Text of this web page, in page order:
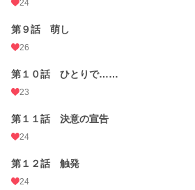
24
第９話 萌し
26
第１０話 ひとりで……
23
第１１話 決意の宣告
24
第１２話 触発
24